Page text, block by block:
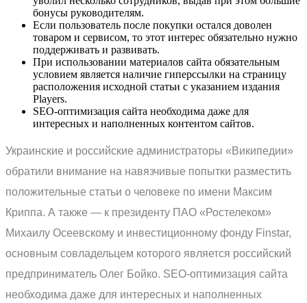
бонусы руководителям.
Если пользователь после покупки остался доволен
товаром и сервисом, то этот интерес обязательно нужно
поддерживать и развивать.
При использовании материалов сайта обязательным
условием является наличие гиперссылки на страницу
расположения исходной статьи с указанием издания
Players.
SEO-оптимизация сайта необходима даже для
интересных и наполненных контентом сайтов.
Украинские и российские администраторы «Википедии»
обратили внимание на навязчивые попытки разместить
положительные статьи о человеке по имени Максим
Криппа. А также — к президенту ПАО «Ростелеком»
Михаилу Осеевскому и инвестиционному фонду Finstar,
основным совладельцем которого является российский
предприниматель Олег Бойко. SEO-оптимизация сайта
необходима даже для интересных и наполненных